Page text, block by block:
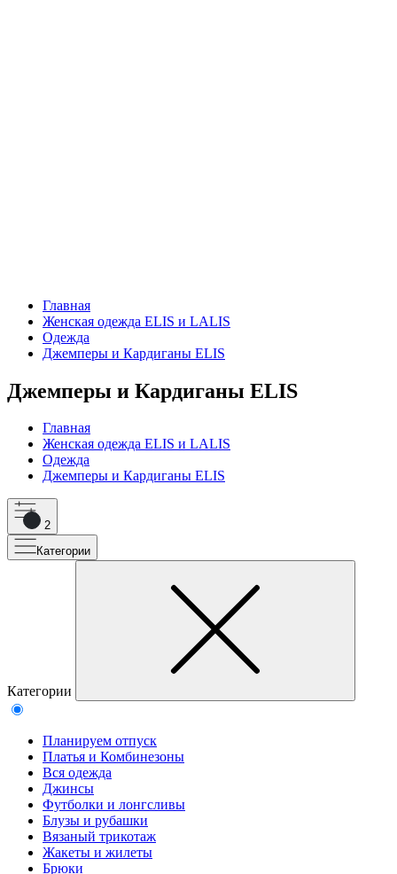
Главная
Женская одежда ELIS и LALIS
Одежда
Джемперы и Кардиганы ELIS
Джемперы и Кардиганы ELIS
Главная
Женская одежда ELIS и LALIS
Одежда
Джемперы и Кардиганы ELIS
2
Категории
Категории
Планируем отпуск
Платья и Комбинезоны
Вся одежда
Джинсы
Футболки и лонгсливы
Блузы и рубашки
Вязаный трикотаж
Жакеты и жилеты
Брюки